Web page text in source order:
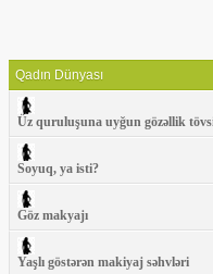
Qadın Dünyası
Üz quruluşuna uyğun gözəllik
Soyuq, ya isti?
Göz makyajı
Yaşlı göstərən makiyaj səhvləri